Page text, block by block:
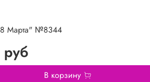
Марта" №8344
В корзину